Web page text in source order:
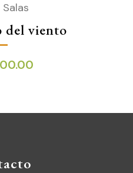
Salas
del viento